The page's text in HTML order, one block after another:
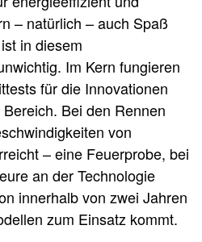
– natürlich – auch Spaß
in diesem
Im Kern fungieren
für die Innovationen
Bei den Rennen
von
– eine Feuerprobe, bei
an der Technologie
innerhalb von zwei Jahren
zum Einsatz kommt.